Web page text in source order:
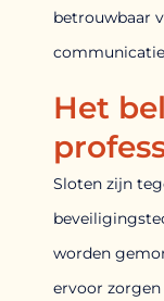
betrouwbaar
Het
Sloten zijn
worden
ervoor